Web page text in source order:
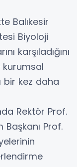
Balıkesir
Biyoloji
karşıladığını
bir kez daha
Rektör Prof.
Başkanı Prof.